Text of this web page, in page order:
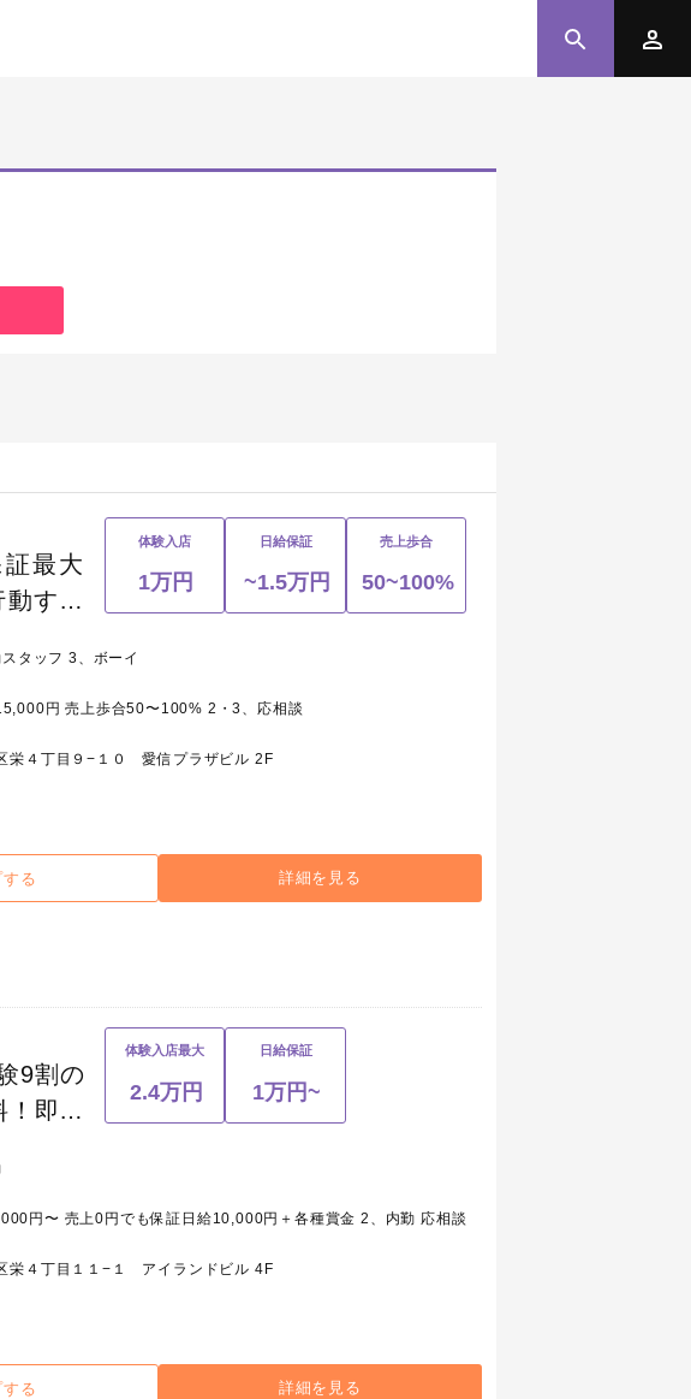
最大
する
か？
体験入店
1万円
日給保証
~1.5万円
売上歩合
50~100%
タッフ 3、ボーイ
円 売上歩合50〜100% 2・3、応相談
栄４丁目９−１０ 愛信プラザビル 2F
る 詳細を見る
9割の
！即日
体験入店最大
2.4万円
日給保証
1万円~
円〜 売上0円でも保証日給10,000円＋各種賞金 2、内勤 応相談
栄４丁目１１−１ アイランドビル 4F
る 詳細を見る